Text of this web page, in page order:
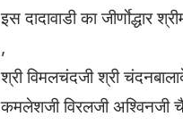
इस दादावाडी का जीर्णाेद्धार
,
श्री विमलचंदजी श्री
कमलेशजी विरलजी अश्विनजी